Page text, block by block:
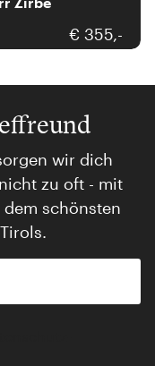
€ 355,-
wir dich
zu oft - mit
dem schönsten